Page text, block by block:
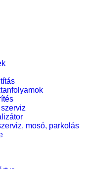
mosó, parkolás